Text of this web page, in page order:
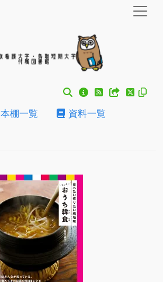
本棚一覧
資料一覧